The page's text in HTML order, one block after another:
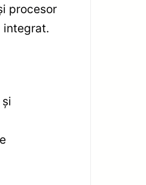
procesor
integrat.